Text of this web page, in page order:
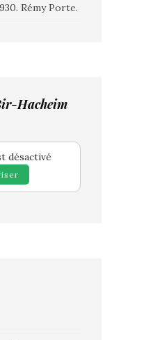
Rémy Porte.
Hacheim
désactivé